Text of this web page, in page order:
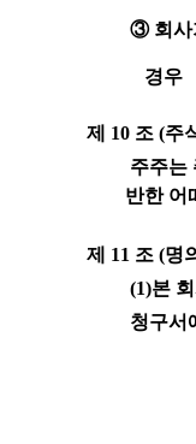
③ 회사가
경우
제 10 조 (주
주주는 주
반한 어떠
제 11 조 (명
(1)본 회사
청구서에